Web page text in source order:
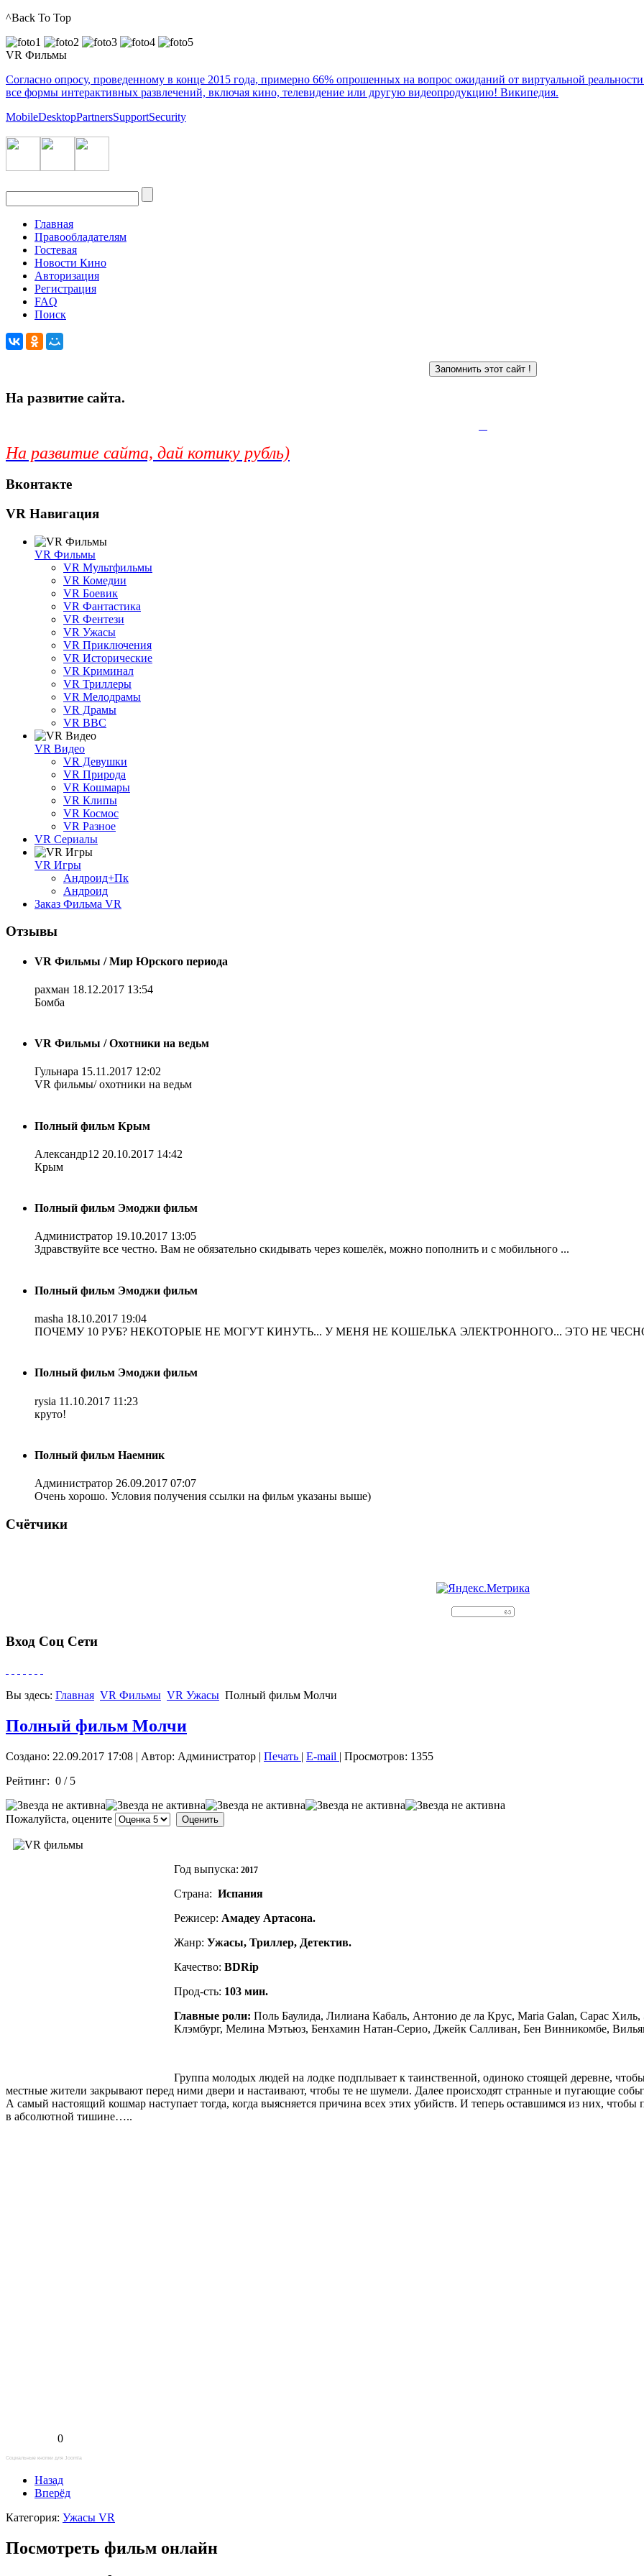
^Back To Top
VR Фильмы
Согласно опросу, проведенному в конце 2015 года, примерно 66% опрошенных на вопрос ожиданий от виртуальной
все формы интерактивных развлечений, включая кино, телевидение или другую видеопродукцию! Википедия.
MobileDesktopPartnersSupportSecurity
Главная
Правообладателям
Гостевая
Новости Кино
Авторизация
Регистрация
FAQ
Поиск
На развитие сайта.
На развитие сайта, дай котику рубль)
Вконтакте
VR Навигация
VR Фильмы
VR Мультфильмы
VR Комедии
VR Боевик
VR Фантастика
VR Фентези
VR Ужасы
VR Приключения
VR Исторические
VR Криминал
VR Триллеры
VR Мелодрамы
VR Драмы
VR BBC
VR Видео
VR Девушки
VR Природа
VR Кошмары
VR Клипы
VR Космос
VR Разное
VR Сериалы
VR Игры
Андроид+Пк
Андроид
Заказ Фильма VR
Отзывы
VR Фильмы / Мир Юрского периода
рахман 18.12.2017 13:54
Бомба
VR Фильмы / Охотники на ведьм
Гульнара 15.11.2017 12:02
VR фильмы/ охотники на ведьм
Полный фильм Крым
Александр12 20.10.2017 14:42
Крым
Полный фильм Эмоджи фильм
Администратор 19.10.2017 13:05
Здравствуйте все честно. Вам не обязательно скидывать через кошелёк, можно пополнить и с мобильного ...
Полный фильм Эмоджи фильм
masha 18.10.2017 19:04
ПОЧЕМУ 10 РУБ? НЕКОТОРЫЕ НЕ МОГУТ КИНУТЬ... У МЕНЯ НЕ КОШЕЛЬКА ЭЛЕКТРОННОГО... ЭТО НЕ
Полный фильм Эмоджи фильм
rysia 11.10.2017 11:23
круто!
Полный фильм Наемник
Администратор 26.09.2017 07:07
Очень хорошо. Условия получения ссылки на фильм указаны выше)
Счётчики
Вход Соц Сети
Вы здесь: Главная VR Фильмы VR Ужасы Полный фильм Молчи
Полный фильм Молчи
Создано: 22.09.2017 17:08 | Автор: Администратор | Печать | E-mail | Просмотров: 1355
Рейтинг: 0 / 5
Пожалуйста, оцените
Год выпуска: 2017
Страна: Испания
Режисер: Амадеу Артасона.
Жанр: Ужасы, Триллер, Детектив.
Качество: BDRip
Прод-сть: 103 мин.
Главные роли: Поль Баулида, Лилиана Кабаль, Антонио де ла Крус, Maria Galan, Сарас
Клэмбург, Мелина Мэтьюз, Бенхамин Натан-Серио, Джейк Салливан, Бен Винникомбе,
Группа молодых людей на лодке подплывает к таинственной, одиноко стоящей деревне,
местные жители закрывают перед ними двери и настаивают, чтобы те не шумели. Далее происходят странные и пугающие
А самый настоящий кошмар наступает тогда, когда выясняется причина всех этих убийств. И теперь оставшимся из них,
в абсолютной тишине…..
0
Социальные кнопки для Joomla
Назад
Вперёд
Категория: Ужасы VR
Посмотреть фильм онлайн